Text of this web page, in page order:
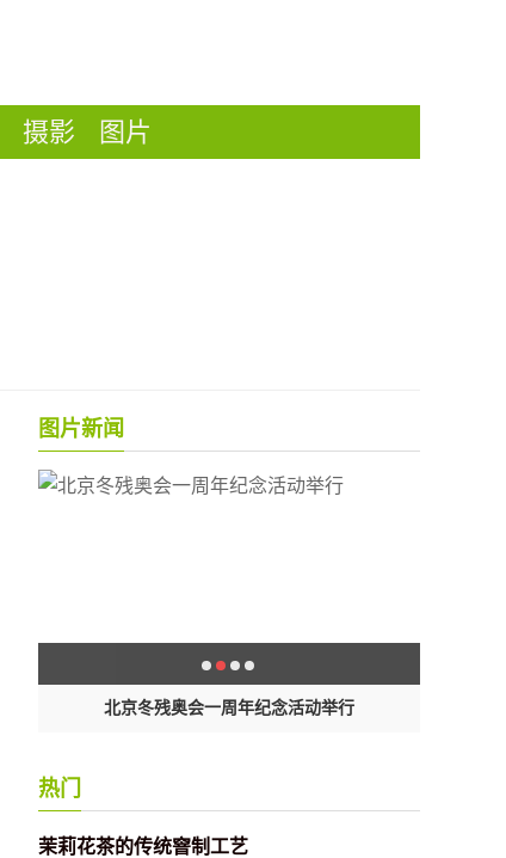
摄影 图片
图片新闻
北京冬残奥会一周年纪念活动举行
热门
茉莉花茶的传统窨制工艺